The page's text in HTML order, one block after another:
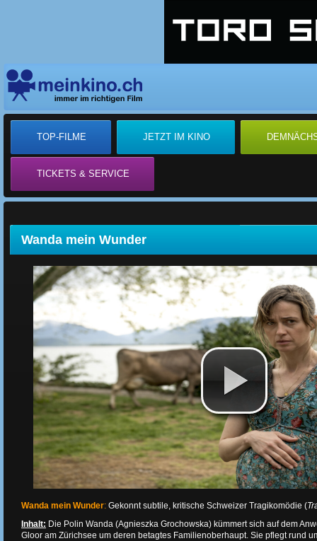
TOP-FILME JETZT IM KINO
TICKETS & SERVICE
Wanda mein Wunder
Wanda mein Wunder: Gekonnt subtile, kritische Schweizer Tragikomödie (
Inhalt: Die Polin Wanda (Agnieszka Grochowska) kümmert sich auf dem
Gloor am Zürichsee um deren betagtes Familienoberhaupt. Sie pflegt rund